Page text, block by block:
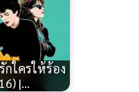
กใครให้ร้อง
|…